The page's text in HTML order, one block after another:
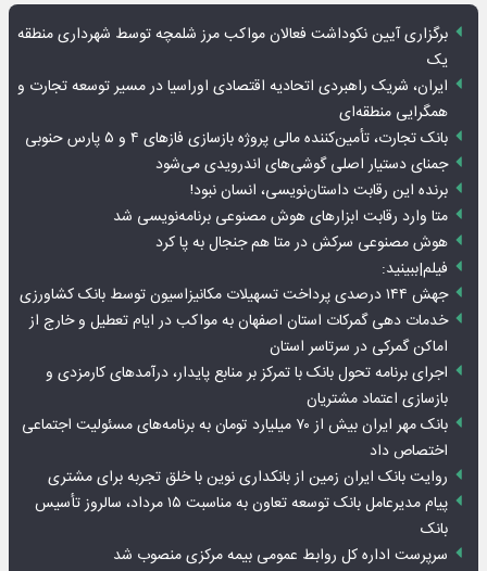
برگزاری آیین نکوداشت فعالان مواکب مرز شلمچه توسط شهرداری منطقه
یک
ایران، شریک راهبردی اتحادیه اقتصادی اوراسیا در مسیر توسعه تجارت و
همگرایی منطقه‌ای
بانک تجارت، تأمین‌کننده مالی پروژه بازسازی فازهای ۴ و ۵ پارس حنوبی
جمنای دستیار اصلی گوشی‌های اندرویدی می‌شود
برنده این رقابت داستان‌نویسی، انسان نبود!
متا وارد رقابت ابزارهای هوش مصنوعی برنامه‌نویسی شد
هوش مصنوعی سرکش در متا هم جنجال به پا کرد
فیلم|ببینید:
جهش ۱۴۴ درصدی پرداخت تسهیلات مکانیزاسیون توسط بانک کشاورزی
خدمات دهی گمرکات استان اصفهان به مواکب در ایام تعطیل و خارج از
اماکن گمرکی در سرتاسر استان
اجرای برنامه تحول بانک با تمرکز بر منابع پایدار، درآمدهای کارمزدی و
بازسازی اعتماد مشتریان
بانک مهر ایران بیش از ۷۰ میلیارد تومان به برنامه‌های مسئولیت اجتماعی
اختصاص داد
روایت بانک ایران زمین از بانکداری نوین با خلق تجربه برای مشتری
پیام مدیرعامل بانک توسعه تعاون به مناسبت ۱۵ مرداد، سالروز تأسیس
بانک
سرپرست اداره کل روابط عمومی بیمه مرکزی منصوب شد